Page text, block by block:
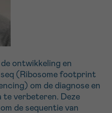
ontwikkeling en
(Ribosome footprint
om de diagnose en
te verbeteren. Deze
de sequentie van